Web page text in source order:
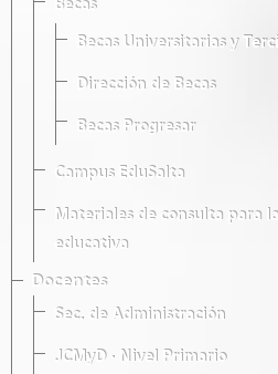
Becas
Becas Universitarias y
Dirección de Becas
Becas Progresar
Campus EduSalta
Materiales de consulta para
educativa
Docentes
Sec. de Administración
JCMyD · Nivel Primario